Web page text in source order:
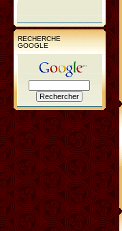
RECHERCHE
GOOGLE